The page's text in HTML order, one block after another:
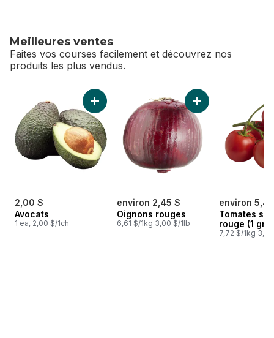
Meilleures ventes
Faites vos courses facilement et découvrez nos
produits les plus vendus.
sauter Meilleures ventes
2,00 $
Avocats
1 ea, 2,00 $/1ch
Ajouter Avocats au panier
environ 2,45 $
Oignons rouges
6,61 $/1kg 3,00 $/1lb
Ajouter Oignons
environ
Tomates
rouge (1
7,72 $/1kg